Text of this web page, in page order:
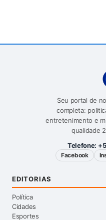
Seu portal de
completa:
entretenimento e
qualidade
Telefone:
Facebook
EDITORIAS
Política
Cidades
Esportes